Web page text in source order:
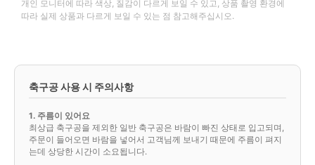
개인 모니터에 따라 색상, 질감이 다르게 보일 수 있고, 상품 촬영 환경에
따라 실제 상품과 다르게 보일 수 있는 점 참고해주십시오.
축구공 사용 시 주의사항
1. 주름이 있어요
최상급 축구공을 제외한 일반 축구공은 바람이 빠진 상태로 입고되며,
주문이 들어오면 바람을 넣어서 고객님께 보내기 때문에 주름이 펴지
는데 상당한 시간이 소요됩니다.